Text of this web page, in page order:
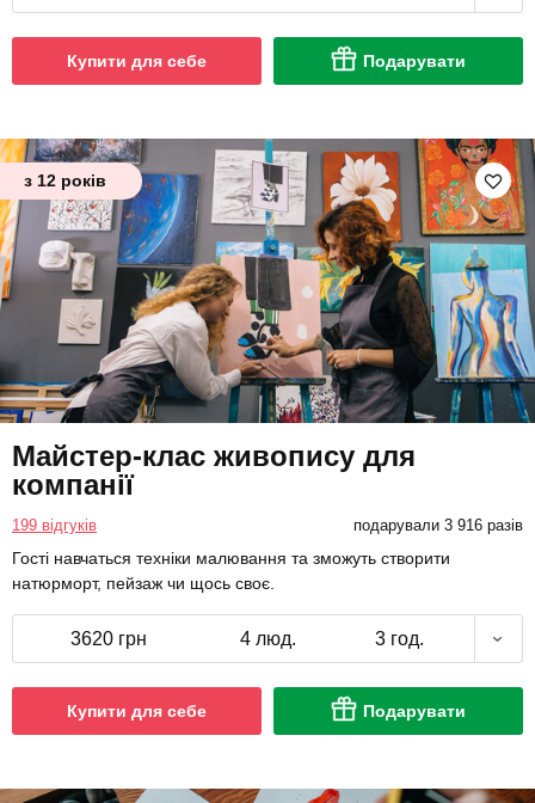
Купити для себе Подарувати
з 12 років
Майстер-клас живопису для
компанії
199 відгуків подарували 3 916 разів
Гості навчаться техніки малювання та зможуть створити
натюрморт, пейзаж чи щось своє.
3620 грн 4 люд. 3 год.
Купити для себе Подарувати